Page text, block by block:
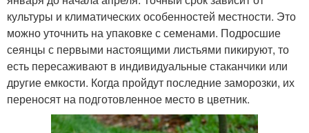
культуры и климатических особенностей местности. Это
можно уточнить на упаковке с семенами. Подросшие
сеянцы с первыми настоящими листьями пикируют, то
есть пересаживают в индивидуальные стаканчики или
другие емкости. Когда пройдут последние заморозки, их
переносят на подготовленное место в цветник.